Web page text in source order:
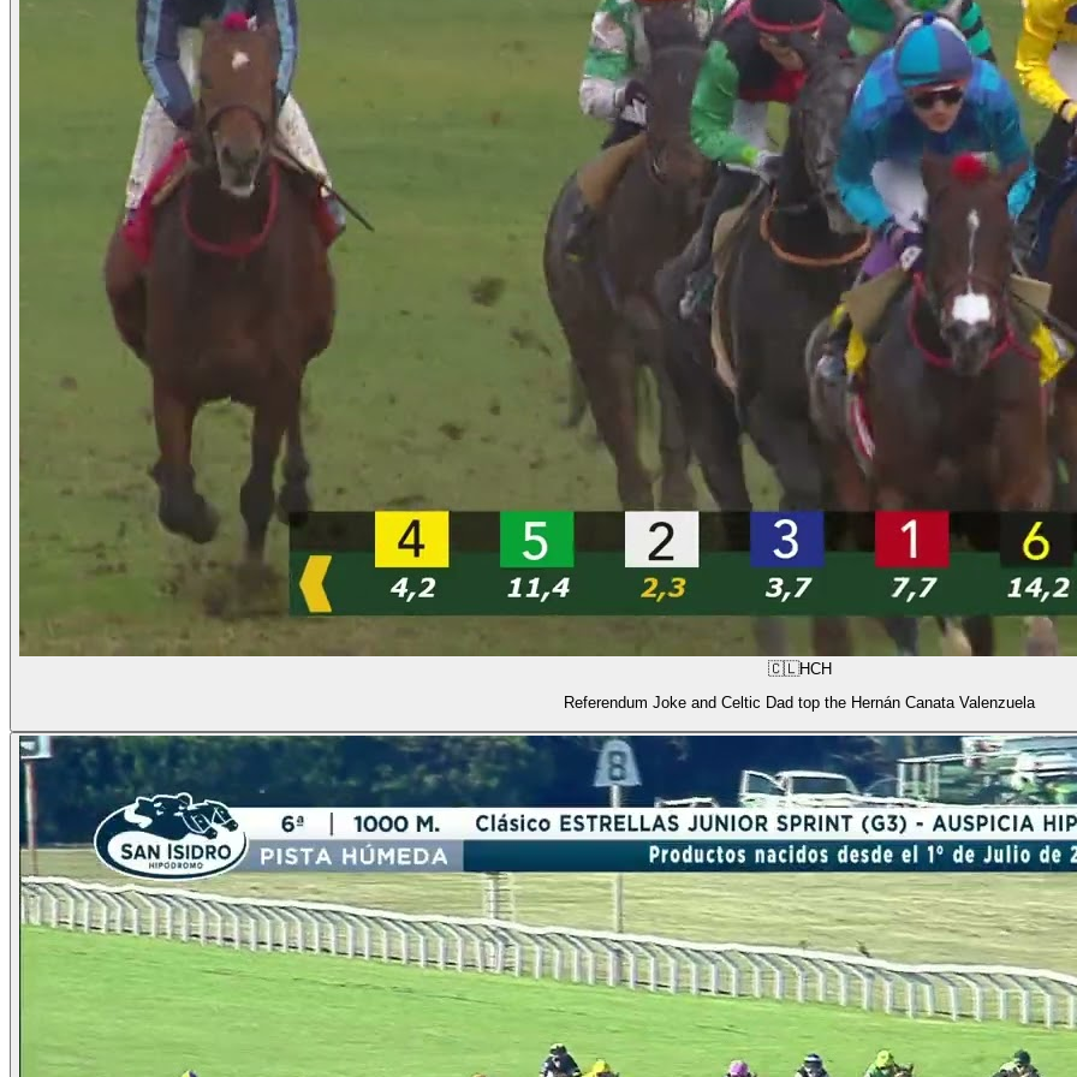
🇨🇱HCH
Referendum Joke and Celtic Dad top the Hernán Canata Valenzuela